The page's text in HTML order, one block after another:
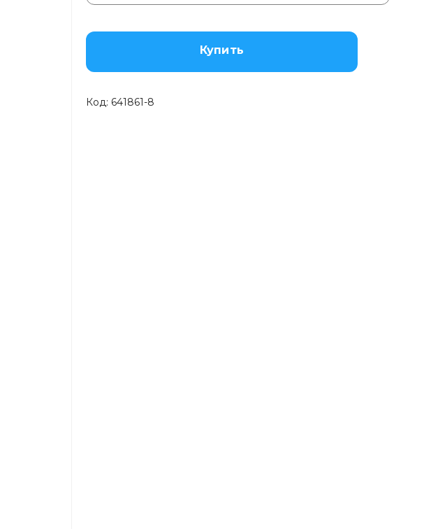
Купить
Код: 641861-8